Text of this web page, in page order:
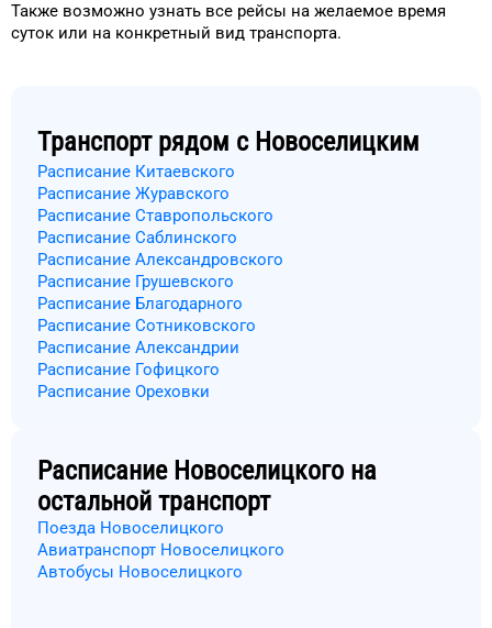
Также возможно узнать все рейсы на желаемое время
суток или на конкретный вид транспорта.
Транспорт рядом с Новоселицким
Расписание Китаевского
Расписание Журавского
Расписание Ставропольского
Расписание Саблинского
Расписание Александровского
Расписание Грушевского
Расписание Благодарного
Расписание Сотниковского
Расписание Александрии
Расписание Гофицкого
Расписание Ореховки
Расписание Новоселицкого на
остальной транспорт
Поезда Новоселицкого
Авиатранспорт Новоселицкого
Автобусы Новоселицкого